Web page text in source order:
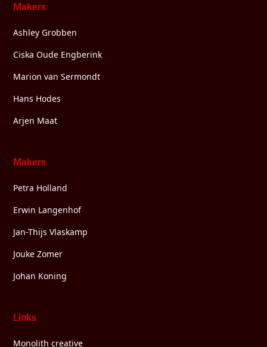
Makers
Ashley Grobben
Ciska Oude Engberink
Marion van Sermondt
Hans Hodes
Arjen Maat
Makers
Petra Holland
Erwin Langenhof
Jan-Thijs Vlaskamp
Jouke Zomer
Johan Koning
Links
Monolith creative